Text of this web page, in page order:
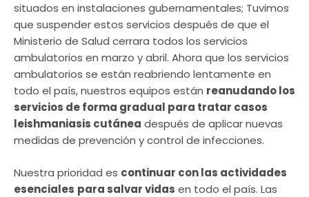
situados en instalaciones gubernamentales; Tuvimos
que suspender estos servicios después de que el
Ministerio de Salud cerrara todos los servicios
ambulatorios en marzo y abril. Ahora que los servicios
ambulatorios se están reabriendo lentamente en
todo el país, nuestros equipos están reanudando los
servicios de forma gradual para tratar casos
leishmaniasis cutánea después de aplicar nuevas
medidas de prevención y control de infecciones.
Nuestra prioridad es continuar con las actividades
esenciales para salvar vidas en todo el país. Las